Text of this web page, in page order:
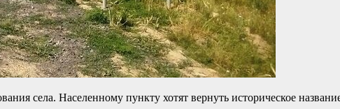
села. Населенному пункту хотят вернуть историческое